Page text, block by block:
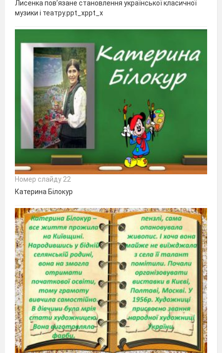
Лисенка пов’язане становлення української класичної
музики і театру.ppt_xppt_x
Номер слайду 22
Катерина Білокур